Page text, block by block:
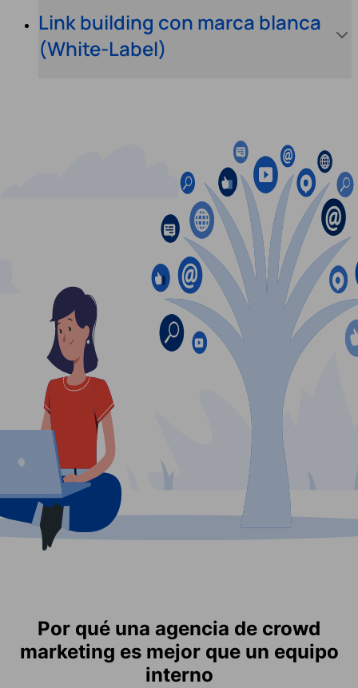
Link building con marca blanca
(White-Label)
Por qué una agencia de crowd
marketing es mejor que un equipo
interno